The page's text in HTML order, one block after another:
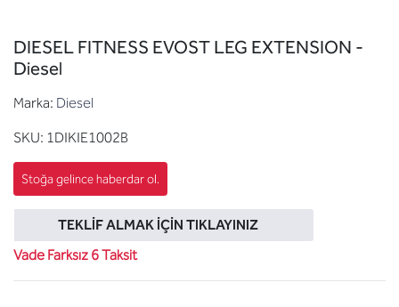
DIESEL FITNESS EVOST LEG EXTENSION -
Diesel
Marka: Diesel
SKU: 1DIKIE1002B
TEKLIF ALMAK İÇIN TIKLAYINIZ
Vade Farksız 6 Taksit